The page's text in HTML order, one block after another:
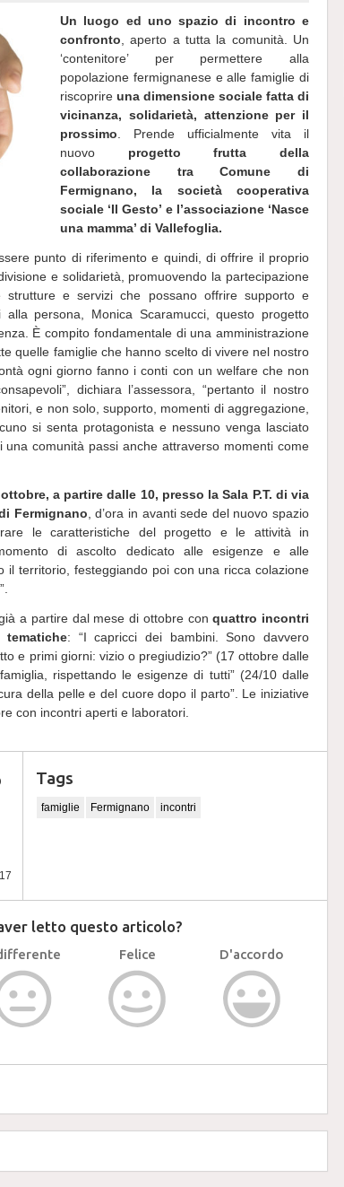
Un luogo ed uno spazio di incontro e
confronto , aperto a tutta la comunità. Un
‘contenitore’ per permettere alla
popolazione fermignanese e alle famiglie di
riscoprire una dimensione sociale fatta di
vicinanza, solidarietà, attenzione per il
prossimo . Prende ufficialmente vita il
nuovo progetto frutta della
collaborazione tra Comune di
Fermignano, la società cooperativa
sociale ‘Il Gesto’ e l’associazione ‘Nasce
una mamma’ di Vallefoglia.
punto di riferimento e quindi, di offrire il proprio
e solidarietà, promuovendo la partecipazione
e servizi che possano offrire supporto e
alla persona, Monica Scaramucci, questo progetto
È compito fondamentale di una amministrazione
quelle famiglie che hanno scelto di vivere nel nostro
ogni giorno fanno i conti con un welfare che non
dichiara l’assessora, “pertanto il nostro
e non solo, supporto, momenti di aggregazione,
si senta protagonista e nessuno venga lasciato
comunità passi anche attraverso momenti come
a partire dalle 10, presso la Sala P.T. di via
Fermignano , d’ora in avanti sede del nuovo spazio
le caratteristiche del progetto e le attività in
di ascolto dedicato alle esigenze e alle
il territorio, festeggiando poi con una ricca colazione
a partire dal mese di ottobre conquattro incontri
: “I capricci dei bambini. Sono davvero
e primi giorni: vizio o pregiudizio?” (17 ottobre dalle
rispettando le esigenze di tutti” (24/10 dalle
della pelle e del cuore dopo il parto”. Le iniziative
con incontri aperti e laboratori.
Tags
famiglie Fermignano incontri
letto questo articolo?
Felice D'accordo